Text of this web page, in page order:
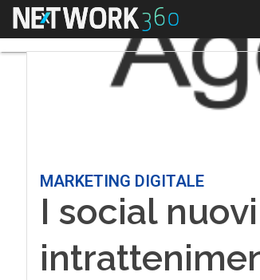
Menu
MARKETING DIGITALE
I social